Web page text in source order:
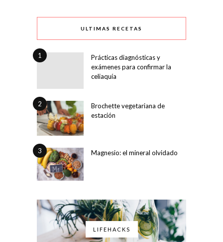
ULTIMAS RECETAS
1
Prácticas diagnósticas y
exámenes para confirmar la
celiaquía
2
Brochette vegetariana de
estación
3 Magnesio: el mineral olvidado
LIFEHACKS